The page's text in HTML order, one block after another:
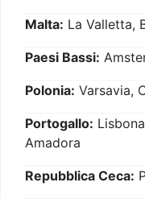
Malta: La Valletta,
Paesi Bassi:
Polonia: Varsavia,
Portogallo:
Amadora
Repubblica Ceca: